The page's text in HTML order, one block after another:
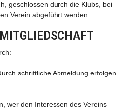
geschlossen durch die Klubs, bei
Verein abgeführt werden.
schriftliche Abmeldung erfolgen
wer den Interessen des Vereins